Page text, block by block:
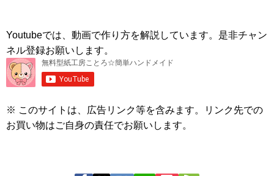
Youtubeでは、動画で作り方を解説しています。是非チャン
ネル登録お願いします。
※ このサイトは、広告リンク等を含みます。リンク先での
お買い物はご自身の責任でお願いします。